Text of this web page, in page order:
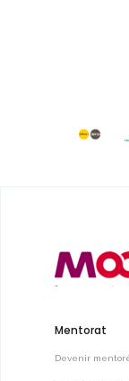
Mentorat
Devenir